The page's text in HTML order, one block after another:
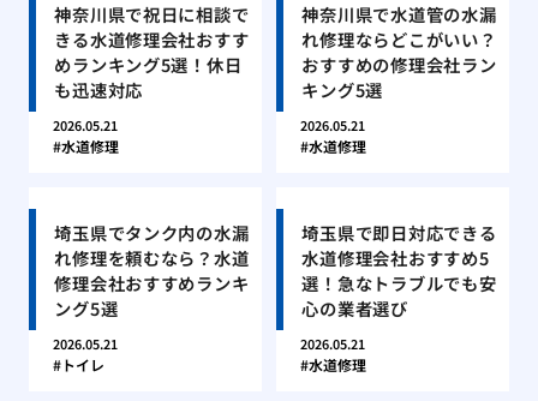
神奈川県で祝日に相談で
きる水道修理会社おすす
めランキング5選！休日
も迅速対応
2026.05.21
水道修理
神奈川県で水道管の水漏
れ修理ならどこがいい？
おすすめの修理会社ラン
キング5選
2026.05.21
水道修理
埼玉県でタンク内の水漏
れ修理を頼むなら？水道
修理会社おすすめランキ
ング5選
2026.05.21
トイレ
埼玉県で即日対応できる
水道修理会社おすすめ5
選！急なトラブルでも安
心の業者選び
2026.05.21
水道修理